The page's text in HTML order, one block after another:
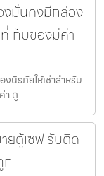
งมั่นคงมีกล่อง
เก็บของมีค่า
รภัยให้เช่าสำหรับ
า ตู
ยตู้เซฟ รับติด